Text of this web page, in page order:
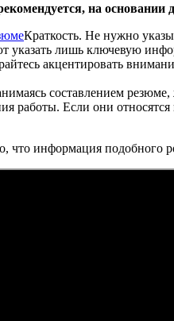
на основании
Краткость. Не нужно
указать лишь ключевую
акцентировать
составлением
работы. Если они
что информация подобного